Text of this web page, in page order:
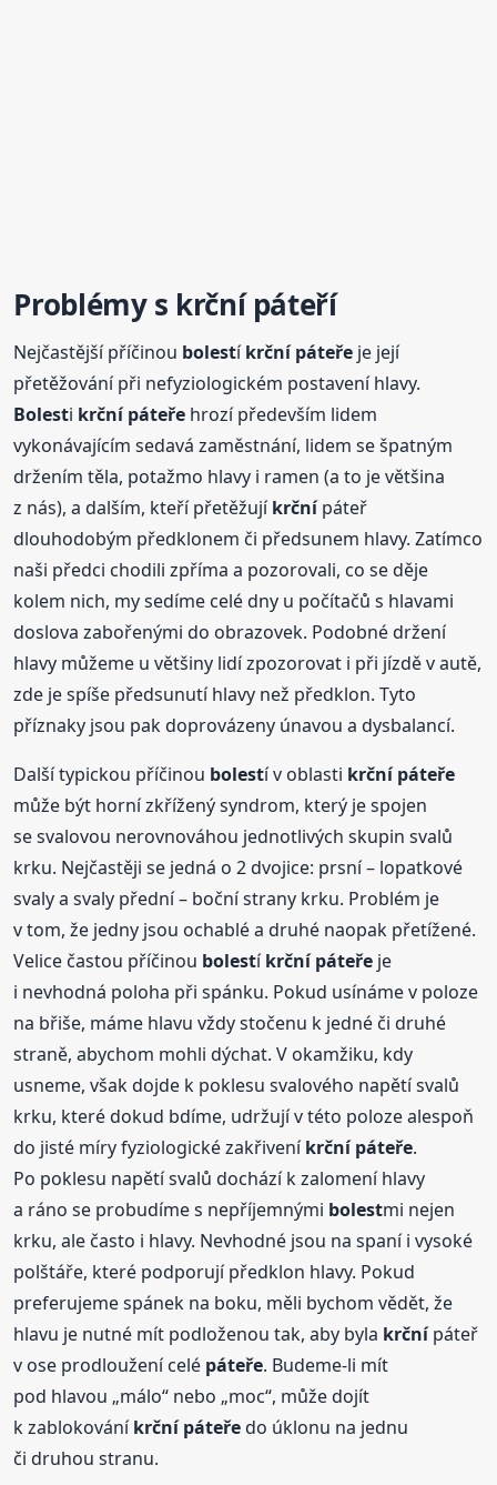
Problémy s krčnípáteří
Nejčastější příčinou bolestíkrční páteře je její
přetěžování při nefyziologickém postavení hlavy.
Bolesti krční páteře hrozí především lidem
vykonávajícím sedavá zaměstnání, lidem se špatným
držením těla, potažmo hlavy i ramen (a to je většina
z nás), a dalším, kteří přetěžujíkrčnípáteř
dlouhodobým předklonem či předsunem hlavy. Zatímco
naši předci chodili zpříma a pozorovali, co se děje
kolem nich, my sedíme celé dny u počítačů s hlavami
doslova zabořenými do obrazovek. Podobné držení
hlavy můžeme u většiny lidí zpozorovat i při jízdě v autě,
zde je spíše předsunutí hlavy než předklon. Tyto
příznaky jsou pak doprovázeny únavou a dysbalancí.
Další typickou příčinou bolestí v oblasti krční páteře
může být horní zkřížený syndrom, který je spojen
se svalovou nerovnováhou jednotlivých skupin svalů
krku. Nejčastěji se jedná o 2 dvojice: prsní – lopatkové
svaly a svaly přední – boční strany krku. Problém je
v tom, že jedny jsou ochablé a druhé naopak přetížené.
Velice častou příčinou bolestíkrční páteře je
i nevhodná poloha při spánku. Pokud usínáme v poloze
na břiše, máme hlavu vždy stočenu k jedné či druhé
straně, abychom mohli dýchat. V okamžiku, kdy
usneme, však dojde k poklesu svalového napětí svalů
krku, které dokud bdíme, udržují v této poloze alespoň
do jisté míry fyziologické zakřiveníkrční páteře.
Po poklesu napětí svalů dochází k zalomení hlavy
a ráno se probudíme s nepříjemnými bolestmi nejen
krku, ale často i hlavy. Nevhodné jsou na spaní i vysoké
polštáře, které podporují předklon hlavy. Pokud
preferujeme spánek na boku, měli bychom vědět, že
hlavu je nutné mít podloženou tak, aby byla krčnípáteř
v ose prodloužení celé páteře. Budeme-li mít
pod hlavou „málo“ nebo „moc“, může dojít
k zablokováníkrční páteředo úklonu na jednu
či druhou stranu.